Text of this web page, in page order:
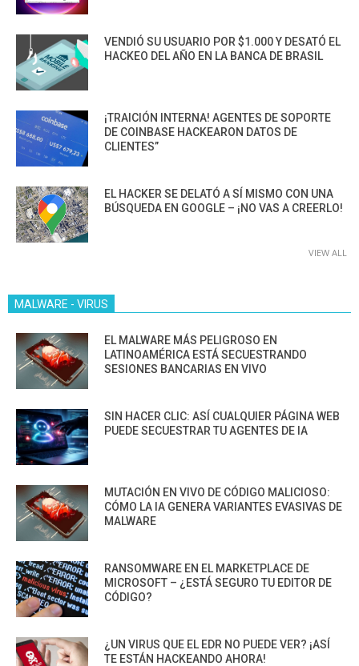
VENDIÓ SU USUARIO POR $1.000 Y DESATÓ EL
HACKEO DEL AÑO EN LA BANCA DE BRASIL
¡TRAICIÓN INTERNA! AGENTES DE SOPORTE
DE COINBASE HACKEARON DATOS DE
CLIENTES”
EL HACKER SE DELATÓ A SÍ MISMO CON UNA
BÚSQUEDA EN GOOGLE – ¡NO VAS A CREERLO!
VIEW ALL
MALWARE - VIRUS
EL MALWARE MÁS PELIGROSO EN
LATINOAMÉRICA ESTÁ SECUESTRANDO
SESIONES BANCARIAS EN VIVO
SIN HACER CLIC: ASÍ CUALQUIER PÁGINA WEB
PUEDE SECUESTRAR TU AGENTES DE IA
MUTACIÓN EN VIVO DE CÓDIGO MALICIOSO:
CÓMO LA IA GENERA VARIANTES EVASIVAS DE
MALWARE
RANSOMWARE EN EL MARKETPLACE DE
MICROSOFT – ¿ESTÁ SEGURO TU EDITOR DE
CÓDIGO?
¿UN VIRUS QUE EL EDR NO PUEDE VER? ¡ASÍ
TE ESTÁN HACKEANDO AHORA!